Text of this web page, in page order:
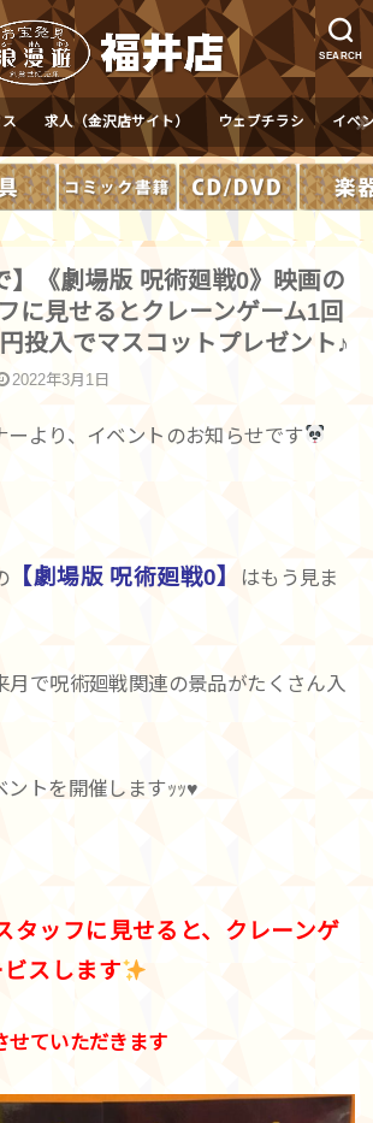
SEARCH
ス 求人（金沢店サイト） ウェブチラシ イベ
】《劇場版 呪術廻戦0》映画の
に見せるとクレーンゲーム1回
投入でマスコットプレゼント♪
2022年3月1日
ーより、イベントのお知らせです
【劇場版 呪術廻戦0】
はもう見ま
月で呪術廻戦関連の景品がたくさん入
ントを開催しますｯｯ♥️
タッフに見せると、クレーンゲ
スします
ていただきます